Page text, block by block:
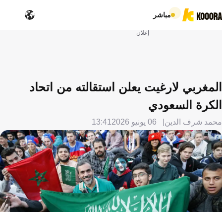
مباشر
إعلان
المغربي لارغيت يعلن استقالته من اتحاد
الكرة السعودي
محمد شرف الدين 06 يونيو 2026 13:41